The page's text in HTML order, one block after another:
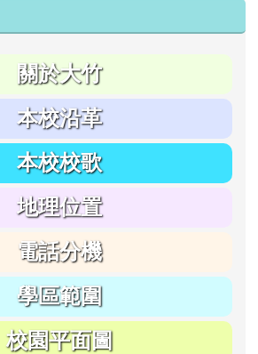
關於大竹
本校沿革
本校校歌
地理位置
電話分機
學區範圍
校園平面圖